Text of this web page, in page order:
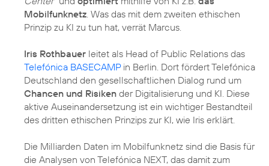
Mobilfunknetz. Was das mit dem zweiten ethischen
Prinzip zu KI zu tun hat, verrät Marcus.
Iris Rothbauer leitet als Head of Public Relations das
Telefónica BASECAMPin Berlin. Dort fördert Telefónica
Deutschland den gesellschaftlichen Dialog rund um
Chancen und Risiken der Digitalisierung und KI. Diese
aktive Auseinandersetzung ist ein wichtiger Bestandteil
des dritten ethischen Prinzips zur KI, wie Iris erklärt.
Die Milliarden Daten im Mobilfunknetz sind die Basis für
die Analysen von Telefónica NEXT, das damit zum